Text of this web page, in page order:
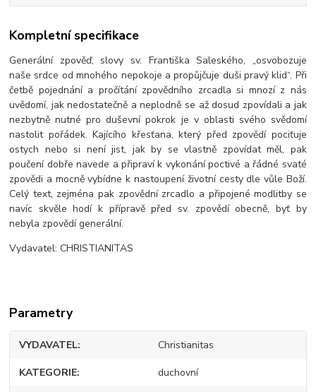
Kompletní specifikace
Generální zpověď, slovy sv. Františka Saleského, „osvobozuje
naše srdce od mnohého nepokoje a propůjčuje duši pravý klid“. Při
četbě pojednání a pročítání zpovědního zrcadla si mnozí z nás
uvědomí, jak nedostatečně a neplodně se až dosud zpovídali a jak
nezbytně nutné pro duševní pokrok je v oblasti svého svědomí
nastolit pořádek. Kajícího křesťana, který před zpovědí pociťuje
ostych nebo si není jist, jak by se vlastně zpovídat měl, pak
poučení dobře navede a připraví k vykonání poctivé a řádné svaté
zpovědi a mocně vybídne k nastoupení životní cesty dle vůle Boží.
Celý text, zejména pak zpovědní zrcadlo a připojené modlitby se
navíc skvěle hodí k přípravě před sv. zpovědí obecně, byť by
nebyla zpovědí generální.
Vydavatel: CHRISTIANITAS
Parametry
VYDAVATEL Christianitas
KATEGORIE duchovní